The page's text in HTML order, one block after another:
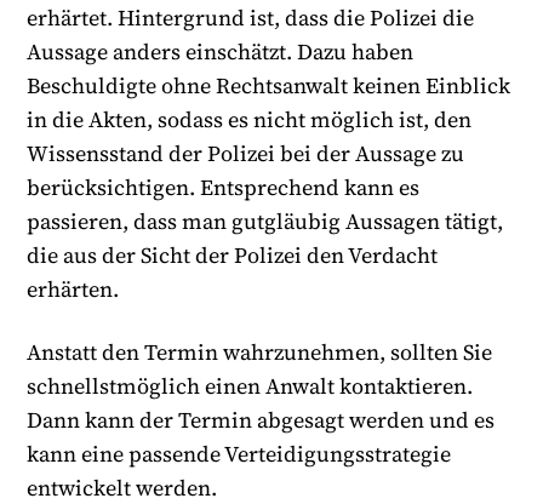
erhärtet. Hintergrund ist, dass die Polizei die
Aussage anders einschätzt. Dazu haben
Beschuldigte ohne Rechtsanwalt keinen Einblick
in die Akten, sodass es nicht möglich ist, den
Wissensstand der Polizei bei der Aussage zu
berücksichtigen. Entsprechend kann es
passieren, dass man gutgläubig Aussagen tätigt,
die aus der Sicht der Polizei den Verdacht
erhärten.
Anstatt den Termin wahrzunehmen, sollten Sie
schnellstmöglich einen Anwalt kontaktieren.
Dann kann der Termin abgesagt werden und es
kann eine passende Verteidigungsstrategie
entwickelt werden.